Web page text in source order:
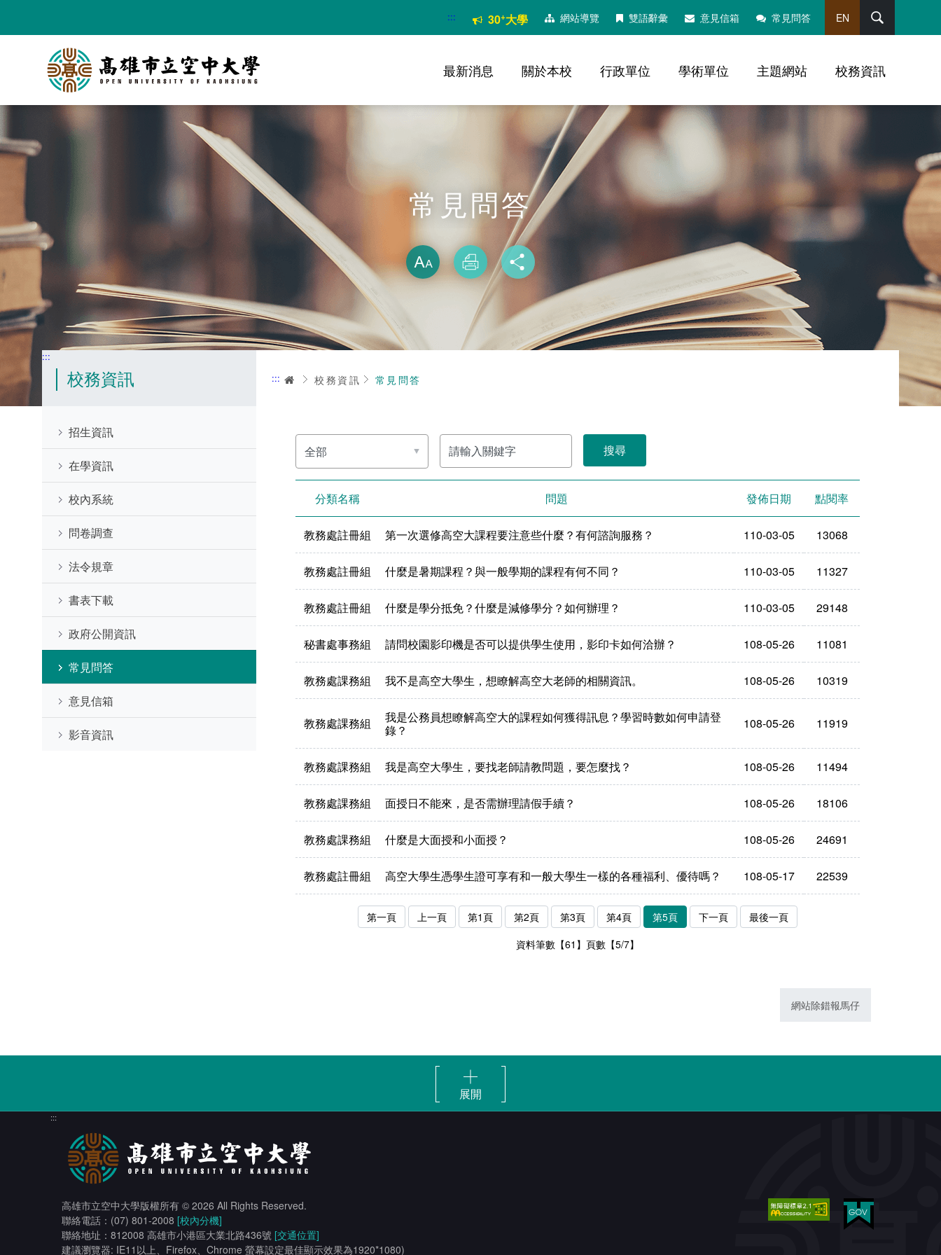
要
::: 30+大學 網站導覽 雙語辭彙 意見信箱 常見問答 EN
最新消息 關於本校 行政單位 學術單位 主題網站 校務資訊
常見問答
放大
列印
:::
校務資訊
招生資訊
在學資訊
校內系統
問卷調查
法令規章
書表下載
政府公開資訊
常見問答
意見信箱
影音資訊
::: 首頁校務資訊 常見問答
選
擇
分
類
關
鍵
字
分類名稱 問題 發佈日期 點閱率
教務處註冊組 第一次選修高空大課程要注意些什麼？有何諮詢服務？ 110-03-05 13068
教務處註冊組 什麼是暑期課程？與一般學期的課程有何不同？ 110-03-05 11327
教務處註冊組 什麼是學分抵免？什麼是減修學分？如何辦理？ 110-03-05 29148
秘書處事務組 請問校園影印機是否可以提供學生使用，影印卡如何洽辦？ 108-05-26 11081
教務處課務組 我不是高空大學生，想瞭解高空大老師的相關資訊。 108-05-26 10319
教務處課務組
我是公務員想瞭解高空大的課程如何獲得訊息？學習時數如何申請登
錄？
108-05-26 11919
教務處課務組 我是高空大學生，要找老師請教問題，要怎麼找？ 108-05-26 11494
教務處課務組 面授日不能來，是否需辦理請假手續？ 108-05-26 18106
教務處課務組 什麼是大面授和小面授？ 108-05-26 24691
教務處註冊組 高空大學生憑學生證可享有和一般大學生一樣的各種福利、優待嗎？ 108-05-17 22539
第一頁 上一頁 第1頁 第2頁 第3頁 第4頁 第5頁 下一頁
最後一頁
資料筆數【61】頁數【5/7】
網站除錯報馬仔
展開
:::
高雄市立空中大學版權所有 © 2026 All Rights Reserved.
聯絡電話：(07) 801-2008 [校內分機]
聯絡地址：812008 高雄市小港區大業北路436號 [交通位置]
建議瀏覽器: IE11以上、Firefox、Chrome 螢幕設定最佳顯示效果為1920*1080)